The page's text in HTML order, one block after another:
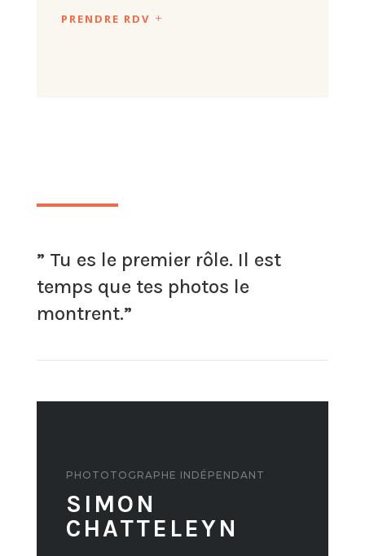
PRENDRE RDV
” Tu es le premier rôle. Il est
temps que tes photos le
montrent.”
PHOTOTOGRAPHE INDÉPENDANT
SIMON
CHATTELEYN